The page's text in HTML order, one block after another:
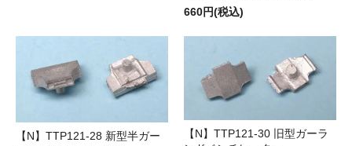
660円(税込)
【N】TTP121-28 新型半ガー
【N】TTP121-30 旧型ガーラ